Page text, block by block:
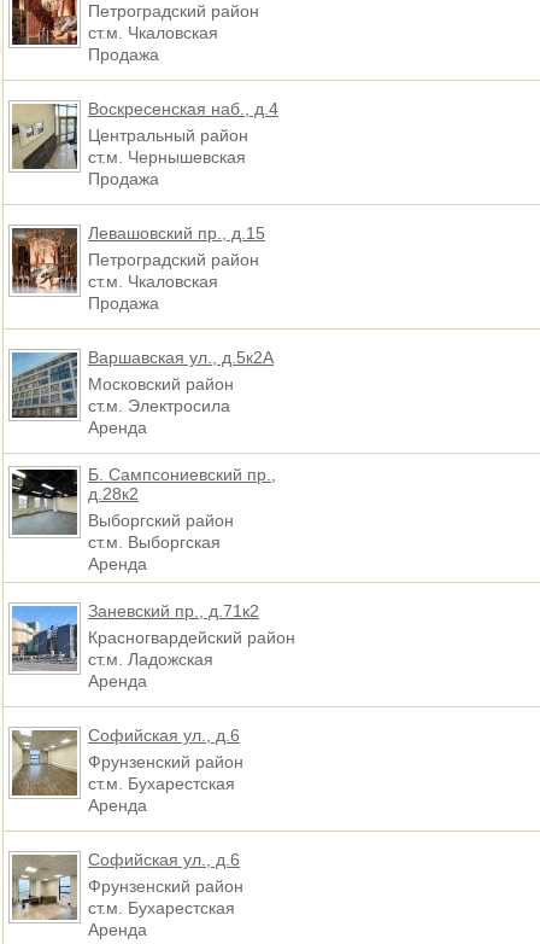
Петроградский район
ст.м. Чкаловская
Продажа
Воскресенская наб., д.4
Центральный район
ст.м. Чернышевская
Продажа
Левашовский пр., д.15
Петроградский район
ст.м. Чкаловская
Продажа
Варшавская ул., д.5к2А
Московский район
ст.м. Электросила
Аренда
Б. Сампсониевский пр.,
д.28к2
Выборгский район
ст.м. Выборгская
Аренда
Заневский пр., д.71к2
Красногвардейский район
ст.м. Ладожская
Аренда
Софийская ул., д.6
Фрунзенский район
ст.м. Бухарестская
Аренда
Софийская ул., д.6
Фрунзенский район
ст.м. Бухарестская
Аренда